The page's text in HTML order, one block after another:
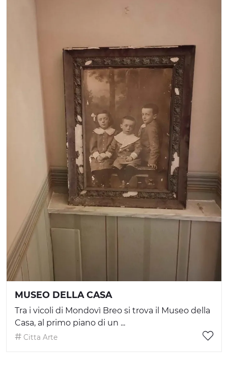
MUSEO DELLA CASA
Tra i vicoli di Mondovì Breo si trova il Museo della
Casa, al primo piano di un ...
Citta Arte